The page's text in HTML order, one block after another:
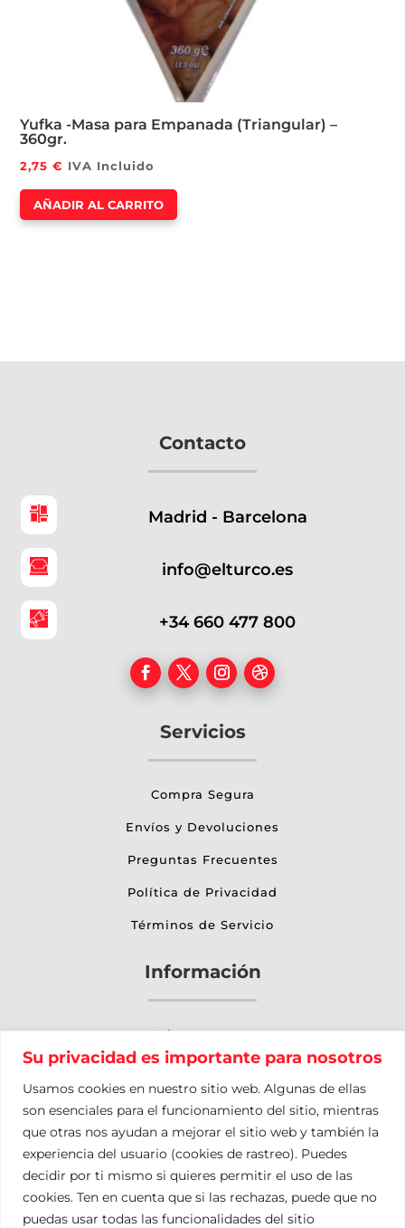
Su privacidad es importante para nosotros
Usamos cookies en nuestro sitio web. Algunas de ellas
son esenciales para el funcionamiento del sitio, mientras
que otras nos ayudan a mejorar el sitio web y también la
experiencia del usuario (cookies de rastreo). Puedes
decidir por ti mismo si quieres permitir el uso de las
cookies. Ten en cuenta que si las rechazas, puede que no
puedas usar todas las funcionalidades del sitio
Yufka -Masa para Empanada (Triangular) –
360gr.
2,75€ IVA Incluido
AÑADIR AL CARRITO
Contacto
Madrid - Barcelona
info@elturco.es
+34 660 477 800
Servicios
Compra Segura
Envíos y Devoluciones
Preguntas Frecuentes
Política de Privacidad
Términos de Servicio
Información
Sobre Nosotros
Otros Servicios
Contacto
Mapa del Sitio